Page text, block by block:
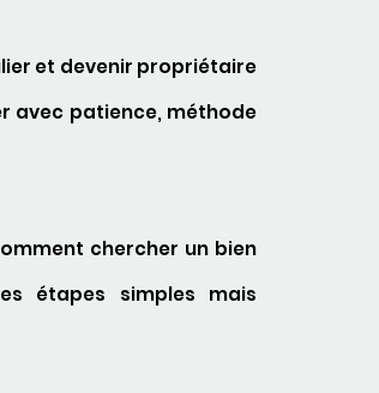
et devenir propriétaire
avec patience, méthode
chercher un bien
étapes simples mais